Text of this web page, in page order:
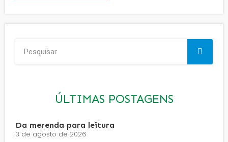
ÚLTIMAS POSTAGENS
Da merenda para leitura
3 de agosto de 2026